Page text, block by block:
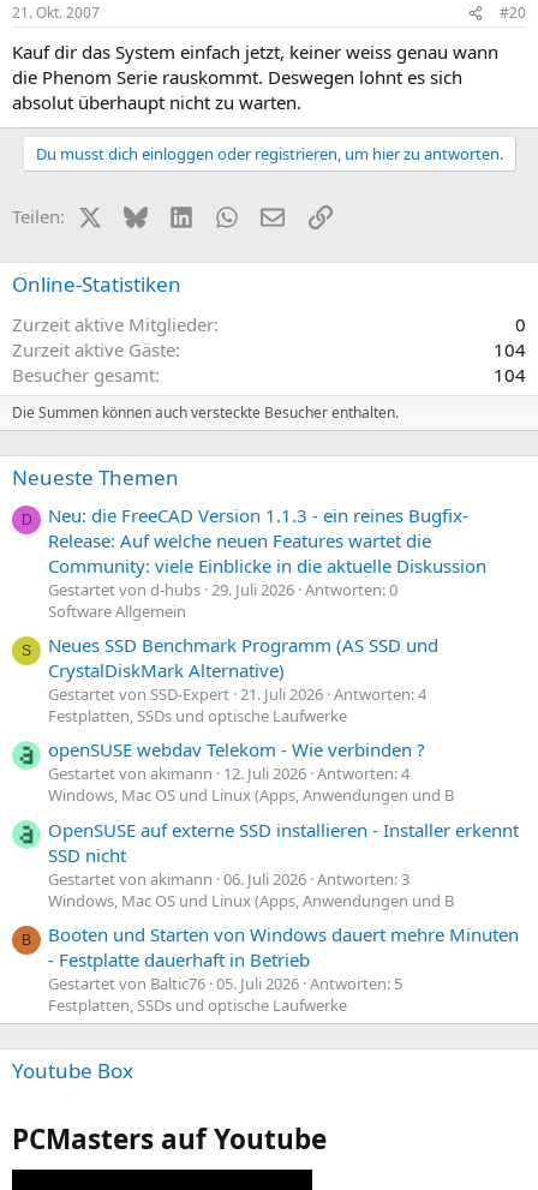
21. Okt. 2007 #20
Kauf dir das System einfach jetzt, keiner weiss genau wann
die Phenom Serie rauskommt. Deswegen lohnt es sich
absolut überhaupt nicht zu warten.
Du musst dich einloggen oder registrieren, um hier zu antworten.
Teilen: X (Twitter)
BlueskyLinkedInWhatsApp
E-MailLink
Online-Statistiken
Zurzeit aktive Mitglieder
0
Zurzeit aktive Gäste
104
Besucher gesamt
104
Die Summen können auch versteckte Besucher enthalten.
Neueste Themen
D
Neu: die FreeCAD Version 1.1.3 - ein reines Bugfix-
Release: Auf welche neuen Features wartet die
Community: viele Einblicke in die aktuelle Diskussion
Gestartet von d-hubs 29. Juli 2026 Antworten: 0
Software Allgemein
S
Neues SSD Benchmark Programm (AS SSD und
CrystalDiskMark Alternative)
Gestartet von SSD-Expert 21. Juli 2026 Antworten: 4
Festplatten, SSDs und optische Laufwerke
openSUSE webdav Telekom - Wie verbinden ?
Gestartet von akimann 12. Juli 2026 Antworten: 4
Windows, Mac OS und Linux (Apps, Anwendungen und B
OpenSUSE auf externe SSD installieren - Installer erkennt
SSD nicht
Gestartet von akimann 06. Juli 2026 Antworten: 3
Windows, Mac OS und Linux (Apps, Anwendungen und B
B
Booten und Starten von Windows dauert mehre Minuten
- Festplatte dauerhaft in Betrieb
Gestartet von Baltic76 05. Juli 2026 Antworten: 5
Festplatten, SSDs und optische Laufwerke
Youtube Box
PCMasters auf Youtube